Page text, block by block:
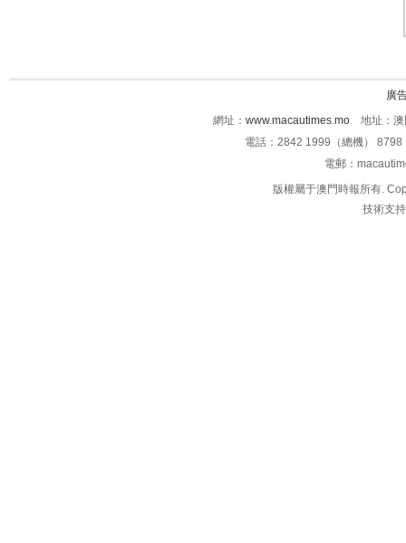
廣
網址： www.macautimes.mo 地址：澳
電話：2842 1999（總機）
電郵：
版權屬于澳門時報所有.
技術支